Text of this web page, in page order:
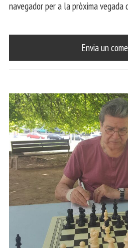
navegador per a la pròxima vegada